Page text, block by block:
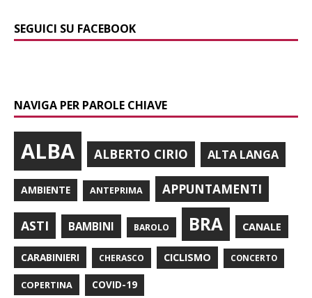
SEGUICI SU FACEBOOK
NAVIGA PER PAROLE CHIAVE
ALBA ALBERTO CIRIO ALTA LANGA
AMBIENTE ANTEPRIMA APPUNTAMENTI
ASTI BAMBINI BAROLO BRA CANALE
CARABINIERI CHERASCO CICLISMO CONCERTO
COPERTINA COVID-19